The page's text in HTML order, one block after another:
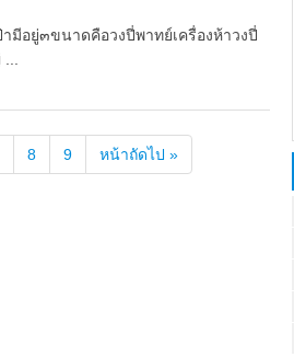
ยู่๓ขนาดคือวงปี่พาทย์เครื่องห้าวงปี่
8 9 หน้าถัดไป »